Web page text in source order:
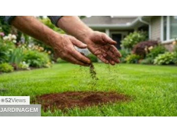
◉52Views
JARDINAGEM